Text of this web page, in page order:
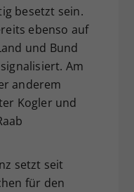
besetzt sein.
ebenso auf
und Bund
Am
anderem
Kogler und
setzt seit
für den